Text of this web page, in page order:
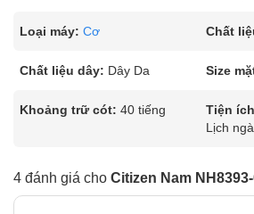
Loại máy: Cơ Chất
Chất liệu dây: Dây Da Size
Khoảng trữ cót: 40 tiếng Tiện
Lịch
4 đánh giá cho Citizen Nam